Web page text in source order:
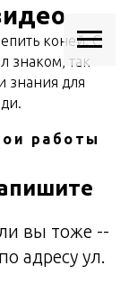
коней. С
знаком, так
знания для
работы
вы тоже --
адресу ул.